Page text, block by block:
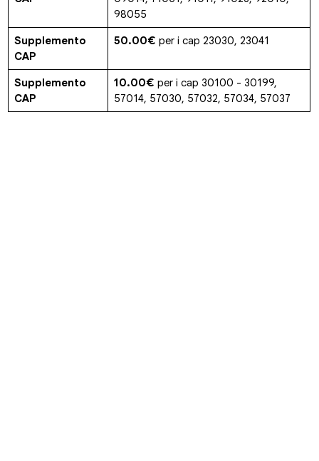
98055
Supplemento
CAP
50.00€ per i cap 23030, 23041
Supplemento
CAP
10.00€ per i cap 30100 - 30199,
57014, 57030, 57032, 57034, 57037